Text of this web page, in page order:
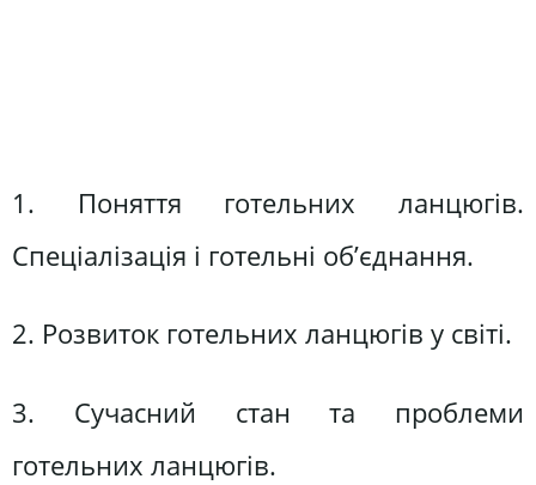
1. Поняття готельних ланцюгів.
Спеціалізація і готельні об’єднання.
2. Розвиток готельних ланцюгів у світі.
3. Сучасний стан та проблеми
готельних ланцюгів.